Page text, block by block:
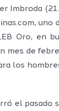
Imbroda
uno
Oro, en
mes de
los
el pasado